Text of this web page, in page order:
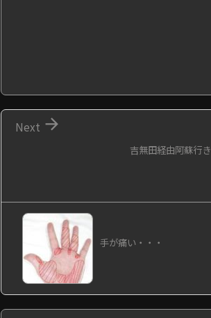
吉無田経由阿蘇行き

Next
手が痛い・・・